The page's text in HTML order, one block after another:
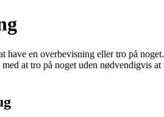
have en overbevisning eller tro på noget.
at tro på noget uden nødvendigvis at